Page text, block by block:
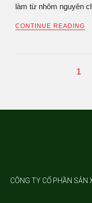
làm từ nhôm nguyên
CONTINUE READING
1
CÔNG TY CỔ PHẦN SẢN